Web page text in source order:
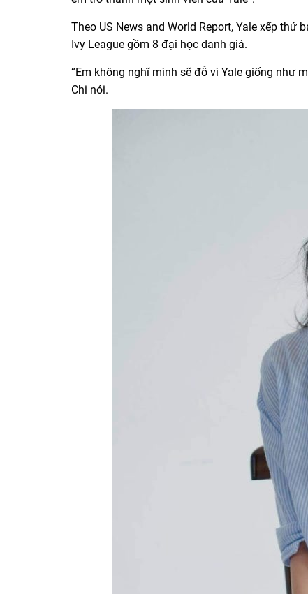
Theo US News and World Report, Yale xếp
Ivy League gồm 8 đại học danh giá.
“Em không nghĩ mình sẽ đỗ vì Yale giống như
Chi nói.